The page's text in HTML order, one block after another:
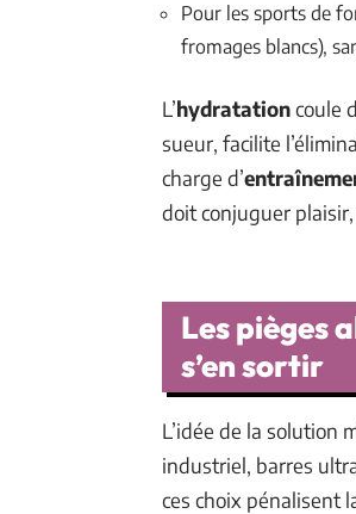
Pour les sports de
fromages blancs),
L’hydratationcoule
sueur, facilite
charge d’
doit conjuguer
Les pièges
s’en sortir
L’idée de la solution
industriel, barres
ces choix pénalisent